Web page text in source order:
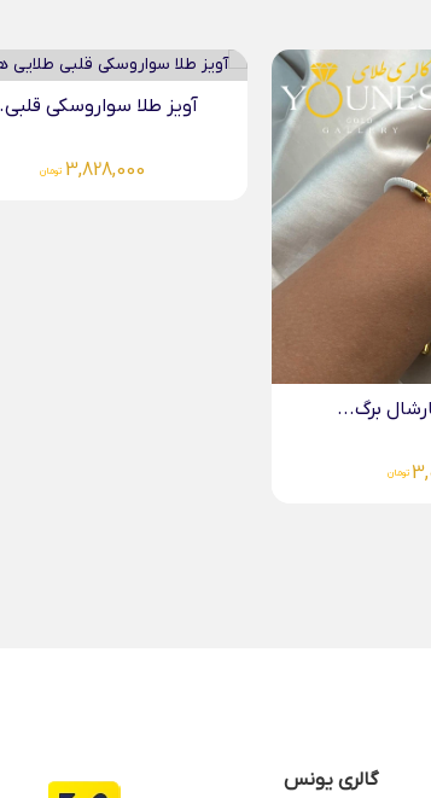
قلبی...
تومان
آویز طلا گربه لیزری
4,083,000 تومان
گالری یونس